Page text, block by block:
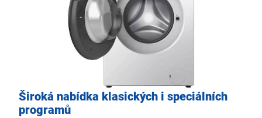
Široká nabídka klasických i speciálních
programů